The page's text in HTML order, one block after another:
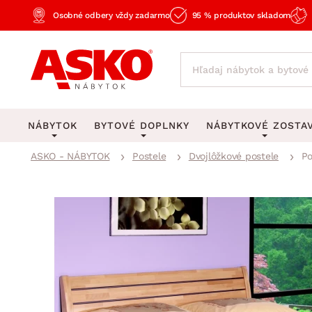
Osobné odbery vždy zadarmo 95 % produktov skladom
NÁBYTOK
Obývacia izba
Pracovňa a kancelária
BYTOVÉ DOPLNKY
Behúne a malé koberce
Zobrazit vše
Stropné osvetlenie
Lustre a závesné
Stojacie lampy
Zobrazit vše
NÁBYTKOVÉ
Spálňové
Kancelárske
Kuchynské
Detské
Predsieňové
ASKO - NÁBYTOK Postele Dvojlôžkové postele